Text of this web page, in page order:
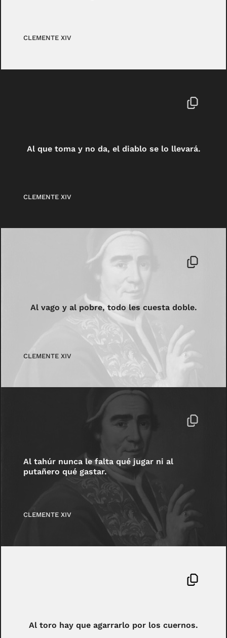
CLEMENTE XIV
Al que toma y no da, el diablo se lo llevará.
CLEMENTE XIV
Al vago y al pobre, todo les cuesta doble.
CLEMENTE XIV
Al tahúr nunca le falta qué jugar ni al
putañero qué gastar.
CLEMENTE XIV
Al toro hay que agarrarlo por los cuernos.